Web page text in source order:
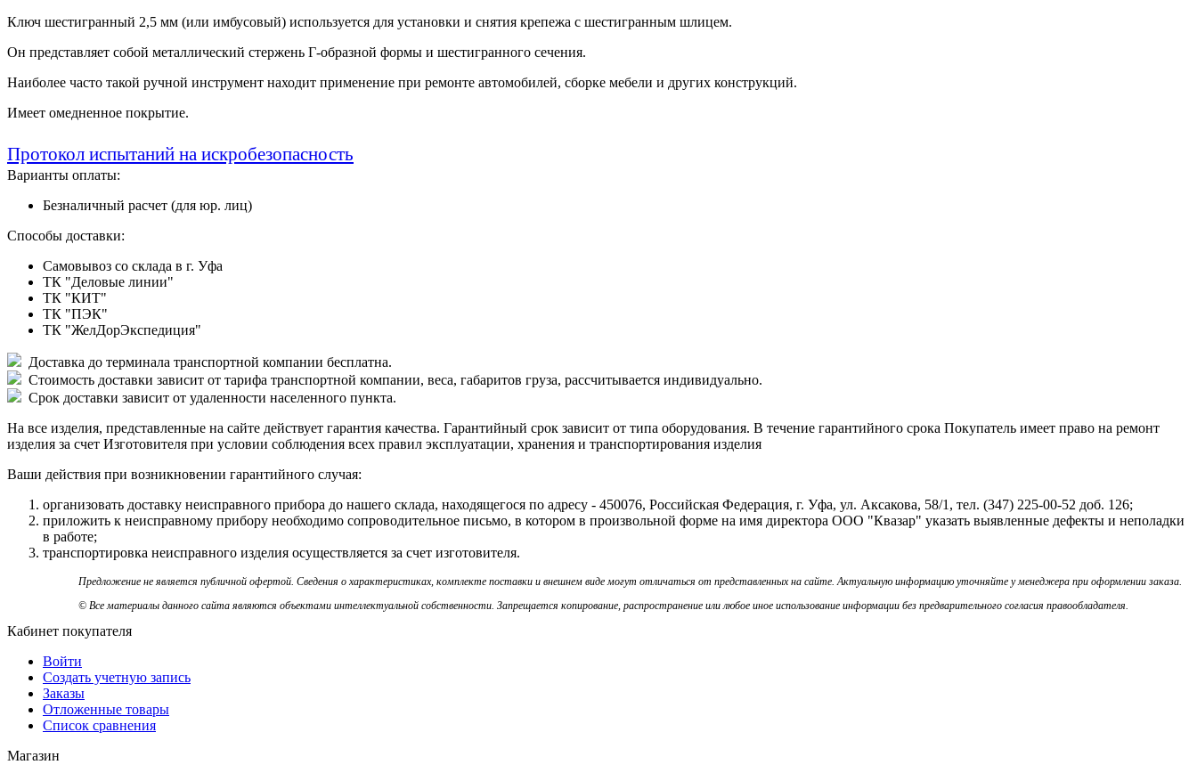
Ключ шестигранный 2,5 мм (или имбусовый) используется для установки и снятия крепежа с шестигранным шлицем.
Он представляет собой металлический стержень Г-образной формы и шестигранного сечения.
Наиболее часто такой ручной инструмент находит применение при ремонте автомобилей, сборке мебели и других конструкций.
Имеет омедненное покрытие.
Протокол испытаний на искробезопасность
Варианты оплаты:
Безналичный расчет (для юр. лиц)
Способы доставки:
Самовывоз со склада в г. Уфа
ТК "Деловые линии"
ТК "КИТ"
ТК "ПЭК"
ТК "ЖелДорЭкспедиция"
Доставка до терминала транспортной компании бесплатна.
Стоимость доставки зависит от тарифа транспортной компании, веса, габаритов груза, рассчитывается индивидуально.
Срок доставки зависит от удаленности населенного пункта.
На все изделия, представленные на сайте действует гарантия качества. Гарантийный срок зависит от типа оборудования. В течение гарантийного срока Покупатель имеет право на ремонт
изделия за счет Изготовителя при условии соблюдения всех правил эксплуатации, хранения и транспортирования изделия
Ваши действия при возникновении гарантийного случая:
организовать доставку неисправного прибора до нашего склада, находящегося по адресу - 450076, Российская Федерация, г. Уфа, ул. Аксакова, 58/1, тел. (347) 225-00-52 доб. 126;
приложить к неисправному прибору необходимо сопроводительное письмо, в котором в произвольной форме на имя директора ООО "Квазар" указать выявленные дефекты и неполадки
в работе;
транспортировка неисправного изделия осуществляется за счет изготовителя.
Предложение не является публичной офертой. Сведения о характеристиках, комплекте поставки и внешнем виде могут отличаться от представленных на сайте. Актуальную информацию уточняйте у менеджера при оформлении заказа.
© Все материалы данного сайта являются объектами интеллектуальной собственности. Запрещается копирование, распространение или любое иное использование информации без предварительного согласия правообладателя.
Кабинет покупателя
Войти
Создать учетную запись
Заказы
Отложенные товары
Список сравнения
Магазин